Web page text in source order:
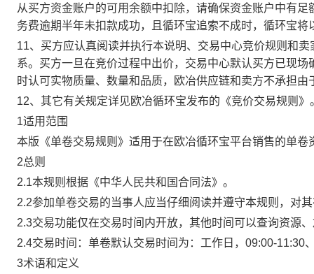
从买方资金账户的可用余额中扣除，请确保资金账户中有
务费逾期半年未扣款成功，且循环宝追索不成时，循环宝将
11、买方应认真阅读并执行本说明、交易中心竞价规则和
系。买方一旦在竞价过程中出价，交易中心默认买方已现
时认可实物质量、数量和品质，欧冶供应链和卖方不承担由
12、其它有关规定详见欧冶循环宝发布的《竞价交易规则》
1适用范围
本版《单卷交易规则》适用于在欧冶循环宝平台销售的单卷
2总则
2.1本规则根据《中华人民共和国合同法》。
2.2参加单卷交易的当事人应当仔细阅读并遵守本规则，对
2.3交易功能仅在交易时间内开放，其他时间可以查询资源
2.4交易时间：单卷默认交易时间为：工作日，09:00-11:30
3术语和定义